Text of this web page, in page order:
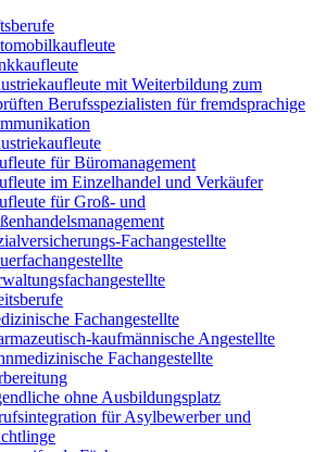
mit Weiterbildung zum
Berufsspezialisten für fremdsprachige
für Büromanagement
im Einzelhandel und Verkäufer
für Groß- und
Fachangestellte
Fachangestellte
kaufmännische Angestellte
Fachangestellte
ohne Ausbildungsplatz
für Asylbewerber und